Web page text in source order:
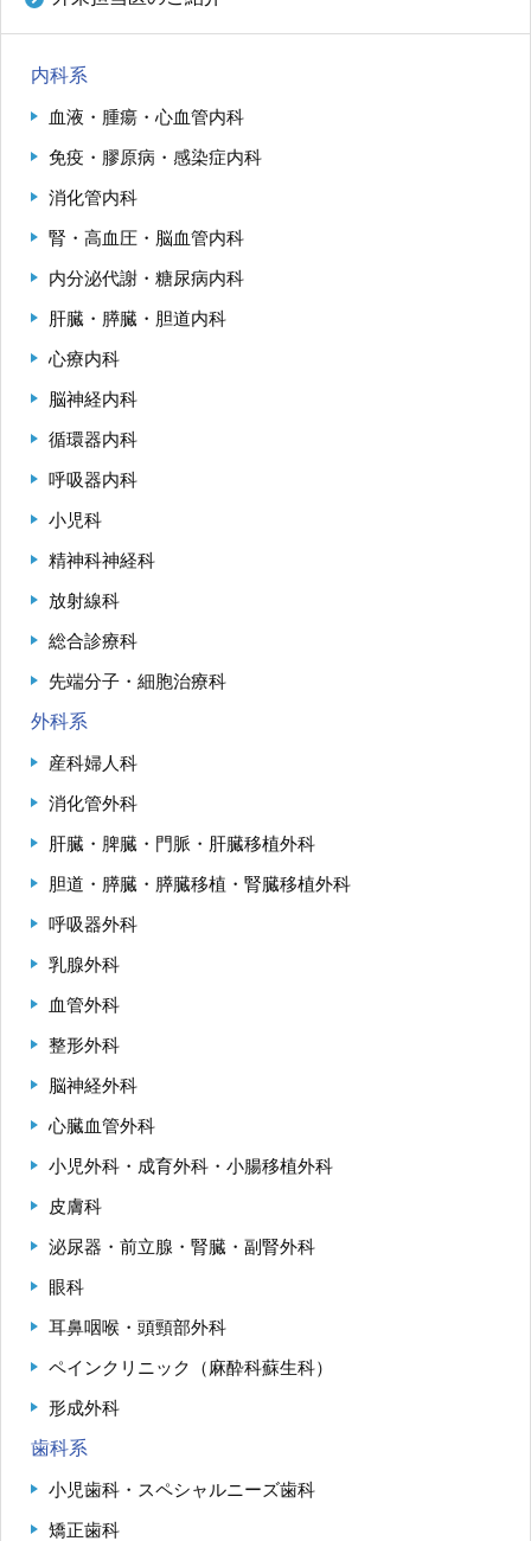
内科系
血液・腫瘍・心血管内科
免疫・膠原病・感染症内科
消化管内科
腎・高血圧・脳血管内科
内分泌代謝・糖尿病内科
肝臓・膵臓・胆道内科
心療内科
脳神経内科
循環器内科
呼吸器内科
小児科
精神科神経科
放射線科
総合診療科
先端分子・細胞治療科
外科系
産科婦人科
消化管外科
肝臓・脾臓・門脈・肝臓移植外科
胆道・膵臓・膵臓移植・腎臓移植外科
呼吸器外科
乳腺外科
血管外科
整形外科
脳神経外科
心臓血管外科
小児外科・成育外科・小腸移植外科
皮膚科
泌尿器・前立腺・腎臓・副腎外科
眼科
耳鼻咽喉・頭頸部外科
ペインクリニック（麻酔科蘇生科）
形成外科
歯科系
小児歯科・スペシャルニーズ歯科
矯正歯科